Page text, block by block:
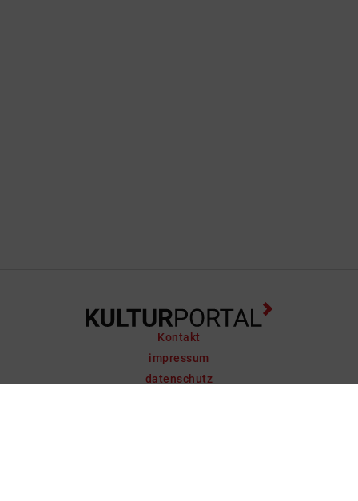
Kontakt
impressum
datenschutz